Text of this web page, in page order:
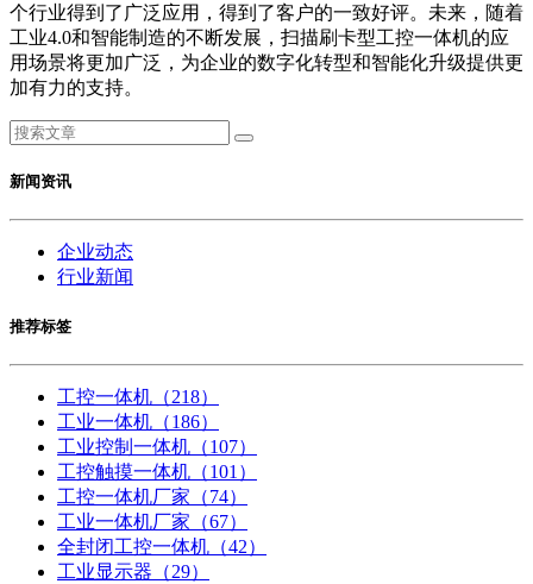
个行业得到了广泛应用，得到了客户的一致好评。未来，随着
工业4.0和智能制造的不断发展，扫描刷卡型工控一体机的应
用场景将更加广泛，为企业的数字化转型和智能化升级提供更
加有力的支持。
新闻资讯
企业动态
行业新闻
推荐标签
工控一体机 （218）
工业一体机 （186）
工业控制一体机 （107）
工控触摸一体机 （101）
工控一体机厂家 （74）
工业一体机厂家 （67）
全封闭工控一体机 （42）
工业显示器 （29）